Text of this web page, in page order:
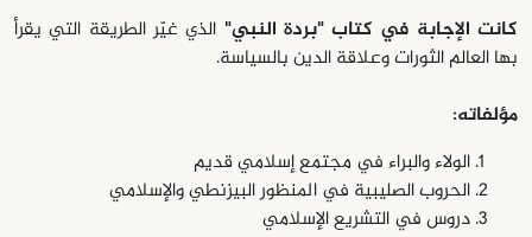
كانت الإجابة في كتاب "بردة النبي" الذي غيّر الطريقة التي يقرأ
بها العالم الثورات وعلاقة الدين بالسياسة.
مؤلفاته:
الولاء والبراء في مجتمع إسلامي قديم
الحروب الصليبية في المنظور البيزنطي والإسلامي
دروس في التشريع الإسلامي